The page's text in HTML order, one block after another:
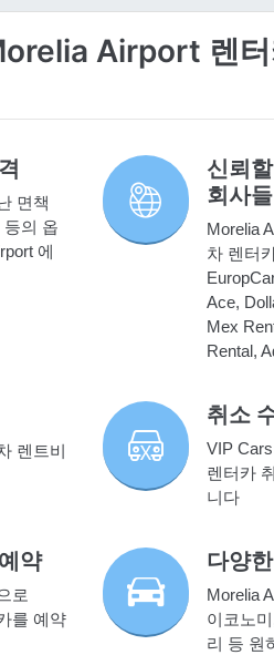
Airport 렌
면책
의 옵
에
신뢰
회사들
Morelia
차 렌터
Ace,
Mex
Rental,
렌트비
취소
VIP
렌터카
니다
약
로
를 예약
다양
Morelia
이코노
리 등 원